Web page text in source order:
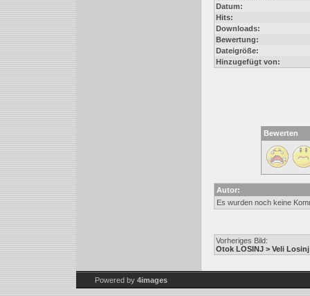
Datum:
Hits:
Downloads:
Bewertung:
Dateigröße:
Hinzugefügt von:
Bewerten
Autor:
Es wurden noch keine
Vorheriges Bild:
Otok LOSINJ > Veli
Powered by 4images